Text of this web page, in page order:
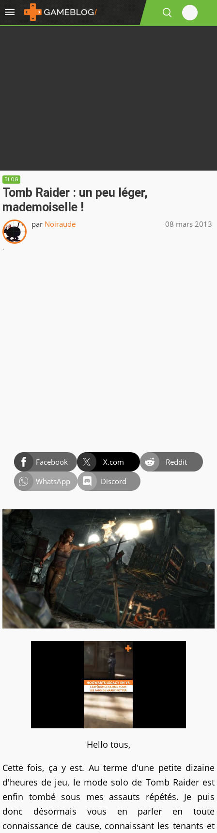
BLOG
Tomb Raider : un peu léger,
mademoiselle !
par Noiraude 08 mars 2013
.
Facebook X.com
Reddit
WhatsApp
Discord
Hello tous,
Cette fois, ça y est. Au terme d'une petite dizaine
d'heures de jeu, le mode solo de Tomb Raider est
enfin tombé sous mes assauts répétés. Je puis
donc désormais vous en parler en toute
connaissance de cause, connaissant les tenants et